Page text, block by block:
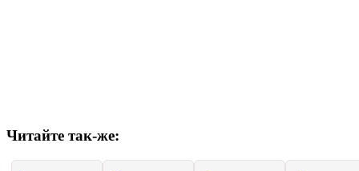
Читайте так-же: